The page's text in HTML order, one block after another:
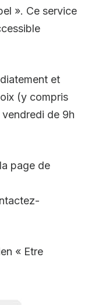
». Ce service
et
(y compris
de 9h
page de
« Etre